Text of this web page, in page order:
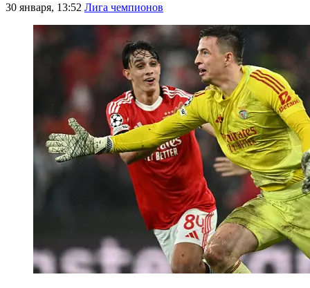
30 января, 13:52 Лига чемпионов